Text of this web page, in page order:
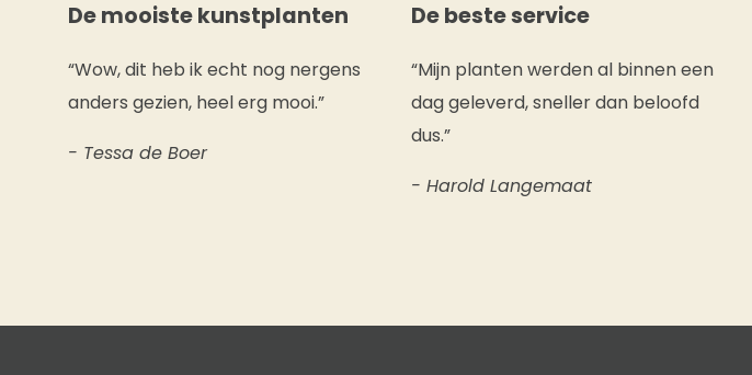
De mooiste kunstplanten
“Wow, dit heb ik echt nog nergens
anders gezien, heel erg mooi.”
- Tessa de Boer
De beste service
“Mijn planten werden al binnen een
dag geleverd, sneller dan beloofd
dus.”
- Harold Langemaat